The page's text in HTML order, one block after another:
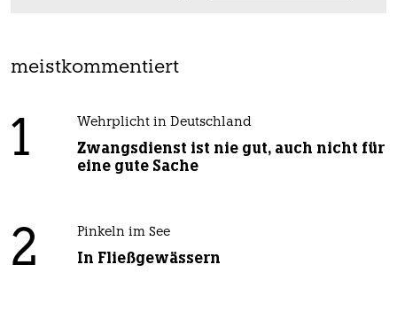
meistkommentiert
1 Wehrplicht in Deutschland
Zwangsdienst ist nie gut, auch nicht für
eine gute Sache
2 Pinkeln im See
In Fließgewässern